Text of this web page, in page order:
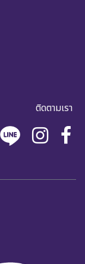
ติดตามเรา